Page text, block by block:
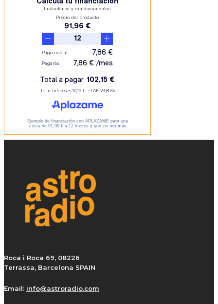
Roca i Roca 69, 08226
Terrassa, Barcelona SPAIN
Email: info@astroradio.com